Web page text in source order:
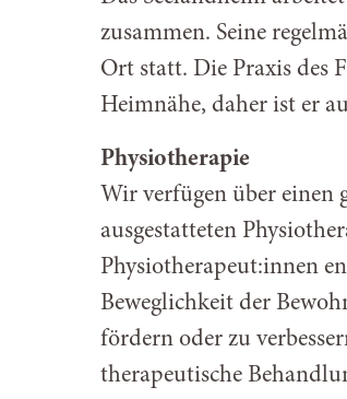
zusammen. Seine
Ort statt. Die Praxis des
Heimnähe, daher ist er
Physiotherapie
Wir verfügen über einen
ausgestatteten
Physiotherapeut:innen
Beweglichkeit der
fördern oder zu
therapeutische